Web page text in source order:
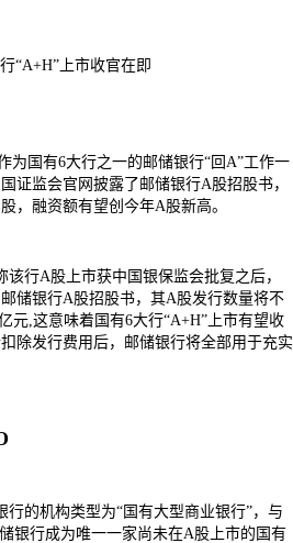
“A+H”上市收官在即
为国有6大行之一的邮储银行“回A”工作一
证监会官网披露了邮储银行A股招股书，
，融资额有望创今年A股新高。
行A股上市获中国银保监会批复之后，
储银行A股招股书，其A股发行数量将不
元,这意味着国有6大行“A+H”上市有望收
除发行费用后，邮储银行将全部用于充实
的机构类型为“国有大型商业银行”，与
银行成为唯一一家尚未在A股上市的国有